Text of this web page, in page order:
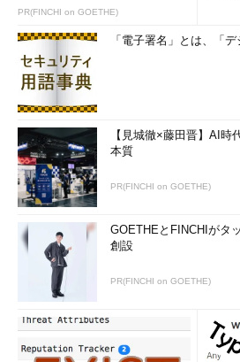
PR(FINCHI on GOETHE)
「電子署名」とは、「
【見城徹×藤田晋】AI時
本質
PR(FINCHI on GOETHE)
GOETHEとFINCHIがタ
創設
PR(FINCHI on GOETHE)